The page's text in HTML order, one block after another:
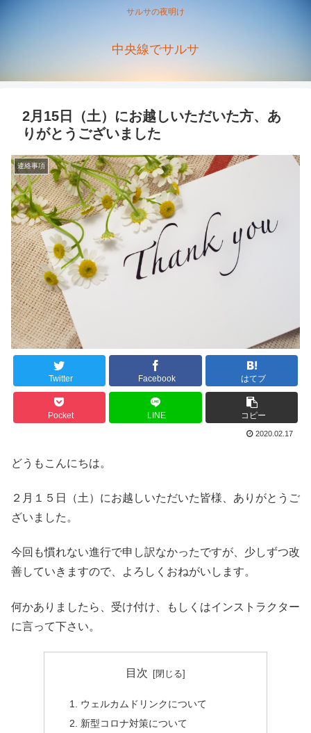
サルサの夜明け
中央線でサルサ
2月15日（土）にお越しいただいた方、あ
りがとうございました
連絡事項
Twitter Facebook はてブ
Pocket LINE コピー
2020.02.17
どうもこんにちは。
２月１５日（土）にお越しいただいた皆様、ありがとうご
ざいました。
今回も慣れない進行で申し訳なかったですが、少しずつ改
善していきますので、よろしくおねがいします。
何かありましたら、受け付け、もしくはインストラクター
に言って下さい。
目次
ウェルカムドリンクについて
新型コロナ対策について